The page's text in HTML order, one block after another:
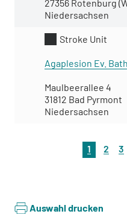
27356 Rotenburg
Niedersachsen
Stroke Unit
Agaplesion Ev.
Maulbeerallee 4
31812 Bad Pyrmont
Niedersachsen
1 2 3
Auswahl drucken